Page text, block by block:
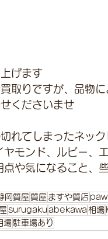
げます
取りですが、品物
くださいませ
れてしまったネッ
ヤモンド、ルビー、
点や気になること、
岡質屋 質屋 ますや質店
surugaku abekawa相場
場 駐車場あり